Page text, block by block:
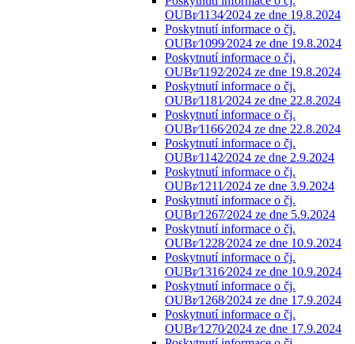
OUBr⁄1134⁄2024 ze dne 19.8.2024
Poskytnutí informace o čj.
OUBr⁄1099⁄2024 ze dne 19.8.2024
Poskytnutí informace o čj.
OUBr⁄1192⁄2024 ze dne 19.8.2024
Poskytnutí informace o čj.
OUBr⁄1181⁄2024 ze dne 22.8.2024
Poskytnutí informace o čj.
OUBr⁄1166⁄2024 ze dne 22.8.2024
Poskytnutí informace o čj.
OUBr⁄1142⁄2024 ze dne 2.9.2024
Poskytnutí informace o čj.
OUBr⁄1211⁄2024 ze dne 3.9.2024
Poskytnutí informace o čj.
OUBr⁄1267⁄2024 ze dne 5.9.2024
Poskytnutí informace o čj.
OUBr⁄1228⁄2024 ze dne 10.9.2024
Poskytnutí informace o čj.
OUBr⁄1316⁄2024 ze dne 10.9.2024
Poskytnutí informace o čj.
OUBr⁄1268⁄2024 ze dne 17.9.2024
Poskytnutí informace o čj.
OUBr⁄1270⁄2024 ze dne 17.9.2024